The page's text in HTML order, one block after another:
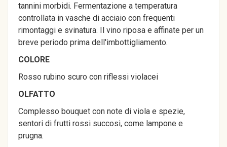
tannini morbidi. Fermentazione a temperatura
controllata in vasche di acciaio con frequenti
rimontaggi e svinatura. Il vino riposa e affinate per un
breve periodo prima dell'imbottigliamento.
COLORE
Rosso rubino scuro con riflessi violacei
OLFATTO
Complesso bouquet con note di viola e spezie,
sentori di frutti rossi succosi, come lampone e
prugna.